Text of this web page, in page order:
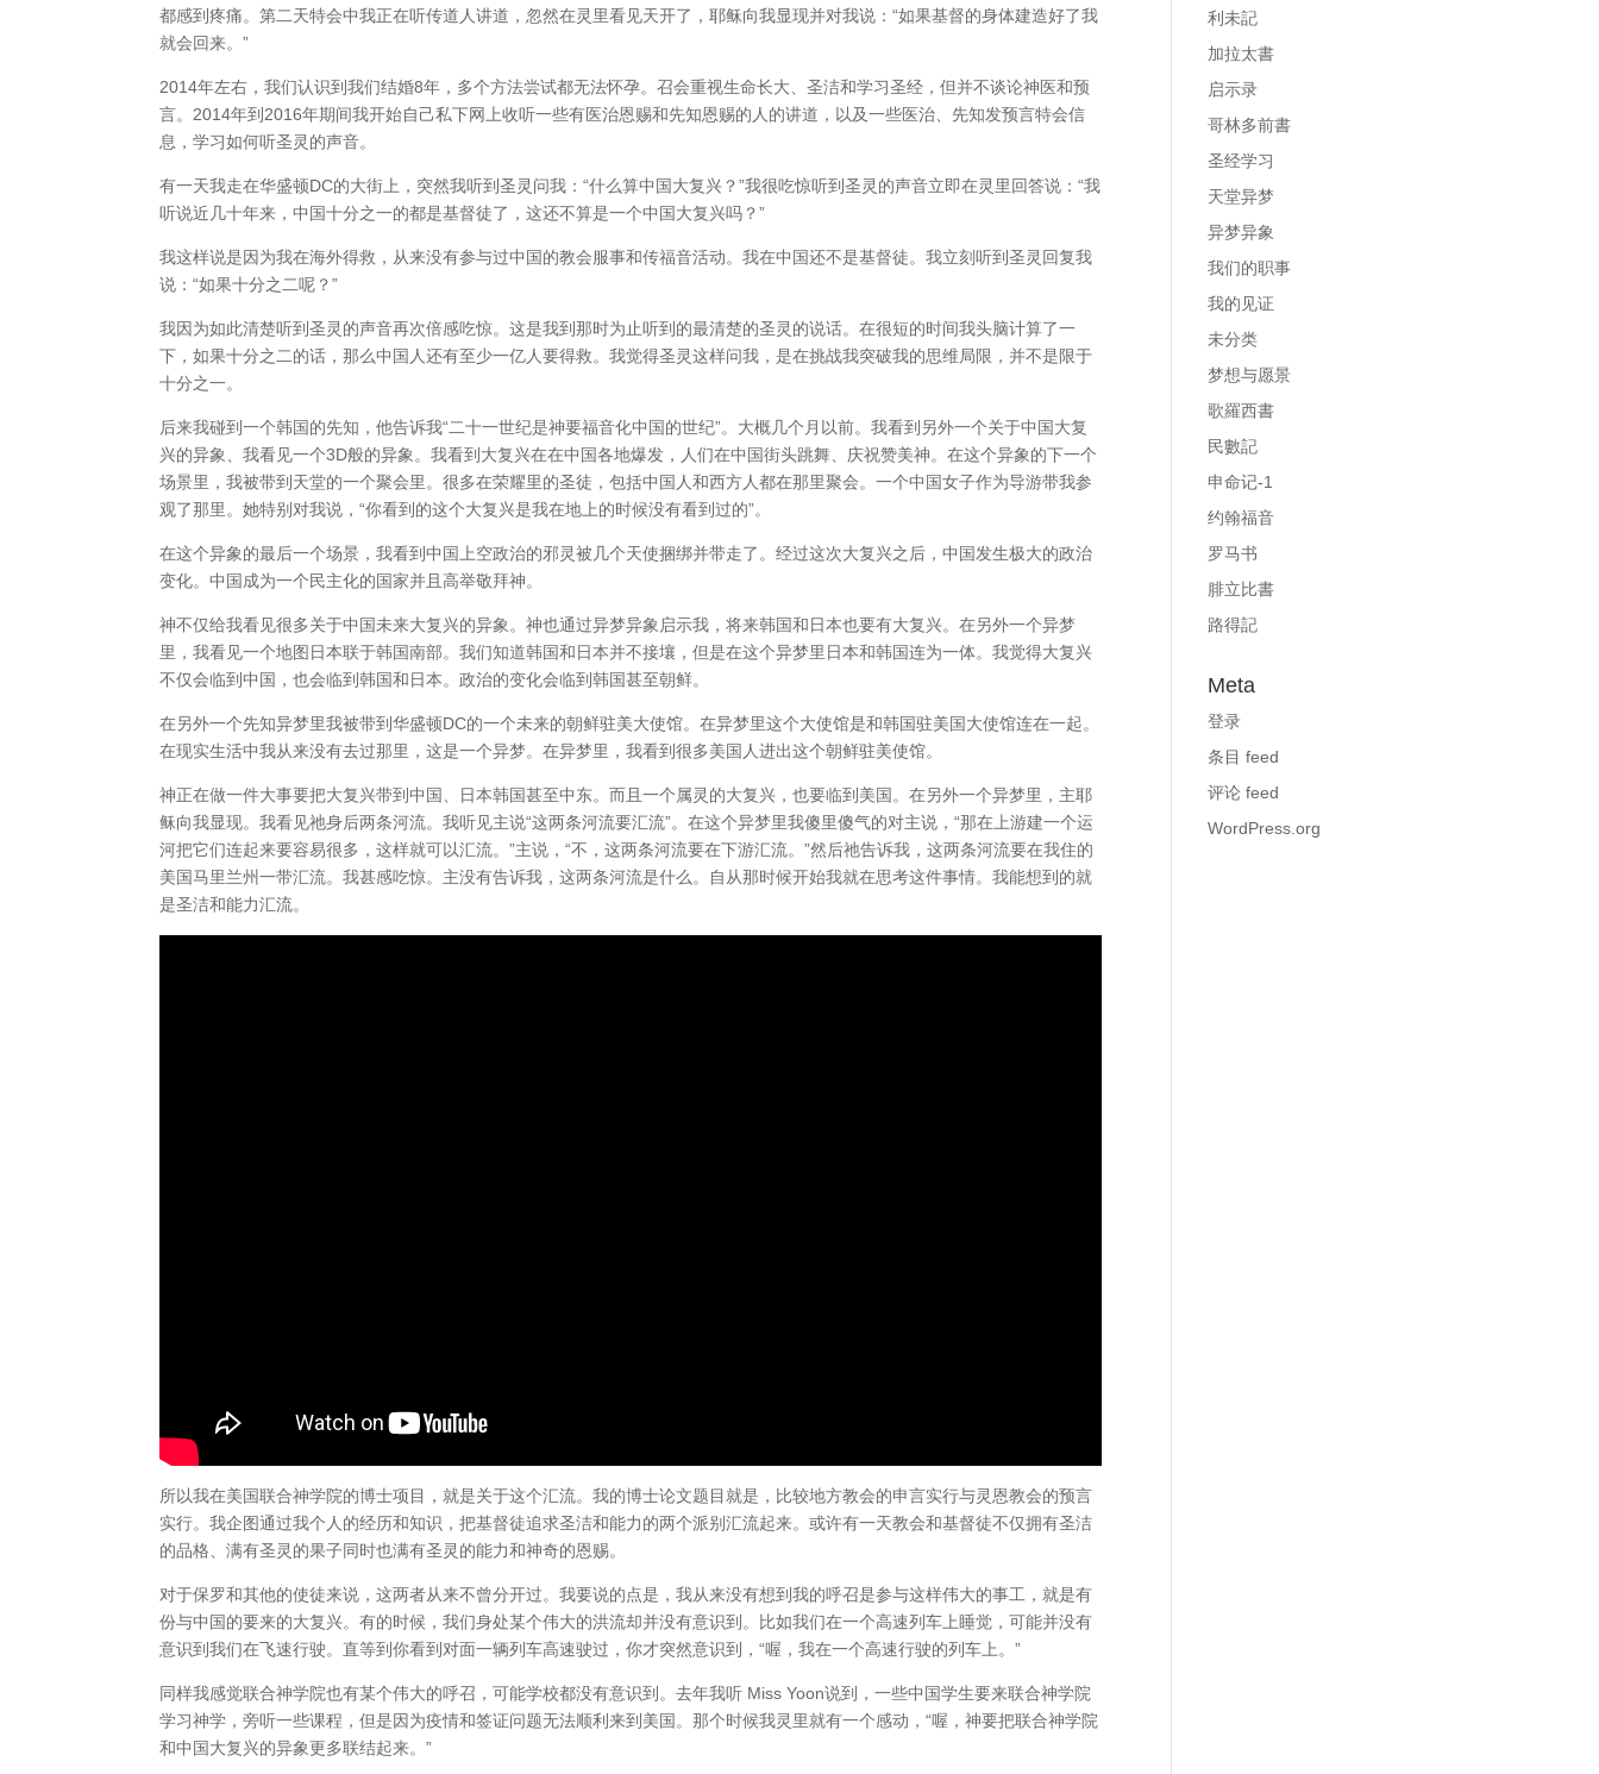
都感到疼痛。第二天特会中我正在听传道人讲道，忽然在灵里看见天开了，耶稣向我显现并对我说：“如果基督的身体建造好了我
就会回来。”
2014年左右，我们认识到我们结婚8年，多个方法尝试都无法怀孕。召会重视生命长大、圣洁和学习圣经，但并不谈论神医和预
言。2014年到2016年期间我开始自己私下网上收听一些有医治恩赐和先知恩赐的人的讲道，以及一些医治、先知发预言特会信
息，学习如何听圣灵的声音。
有一天我走在华盛顿DC的大街上，突然我听到圣灵问我：“什么算中国大复兴？”我很吃惊听到圣灵的声音立即在灵里回答说：“我
听说近几十年来，中国十分之一的都是基督徒了，这还不算是一个中国大复兴吗？”
我这样说是因为我在海外得救，从来没有参与过中国的教会服事和传福音活动。我在中国还不是基督徒。我立刻听到圣灵回复我
说：“如果十分之二呢？”
我因为如此清楚听到圣灵的声音再次倍感吃惊。这是我到那时为止听到的最清楚的圣灵的说话。在很短的时间我头脑计算了一
下，如果十分之二的话，那么中国人还有至少一亿人要得救。我觉得圣灵这样问我，是在挑战我突破我的思维局限，并不是限于
十分之一。
后来我碰到一个韩国的先知，他告诉我“二十一世纪是神要福音化中国的世纪”。大概几个月以前。我看到另外一个关于中国大复
兴的异象、我看见一个3D般的异象。我看到大复兴在在中国各地爆发，人们在中国街头跳舞、庆祝赞美神。在这个异象的下一个
场景里，我被带到天堂的一个聚会里。很多在荣耀里的圣徒，包括中国人和西方人都在那里聚会。一个中国女子作为导游带我参
观了那里。她特别对我说，“你看到的这个大复兴是我在地上的时候没有看到过的”。
在这个异象的最后一个场景，我看到中国上空政治的邪灵被几个天使捆绑并带走了。经过这次大复兴之后，中国发生极大的政治
变化。中国成为一个民主化的国家并且高举敬拜神。
神不仅给我看见很多关于中国未来大复兴的异象。神也通过异梦异象启示我，将来韩国和日本也要有大复兴。在另外一个异梦
里，我看见一个地图日本联于韩国南部。我们知道韩国和日本并不接壤，但是在这个异梦里日本和韩国连为一体。我觉得大复兴
不仅会临到中国，也会临到韩国和日本。政治的变化会临到韩国甚至朝鲜。
在另外一个先知异梦里我被带到华盛顿DC的一个未来的朝鲜驻美大使馆。在异梦里这个大使馆是和韩国驻美国大使馆连在一起。
在现实生活中我从来没有去过那里，这是一个异梦。在异梦里，我看到很多美国人进出这个朝鲜驻美使馆。
神正在做一件大事要把大复兴带到中国、日本韩国甚至中东。而且一个属灵的大复兴，也要临到美国。在另外一个异梦里，主耶
稣向我显现。我看见祂身后两条河流。我听见主说“这两条河流要汇流”。在这个异梦里我傻里傻气的对主说，“那在上游建一个运
河把它们连起来要容易很多，这样就可以汇流。”主说，“不，这两条河流要在下游汇流。”然后祂告诉我，这两条河流要在我住的
美国马里兰州一带汇流。我甚感吃惊。主没有告诉我，这两条河流是什么。自从那时候开始我就在思考这件事情。我能想到的就
是圣洁和能力汇流。
所以我在美国联合神学院的博士项目，就是关于这个汇流。我的博士论文题目就是，比较地方教会的申言实行与灵恩教会的预言
实行。我企图通过我个人的经历和知识，把基督徒追求圣洁和能力的两个派别汇流起来。或许有一天教会和基督徒不仅拥有圣洁
的品格、满有圣灵的果子同时也满有圣灵的能力和神奇的恩赐。
对于保罗和其他的使徒来说，这两者从来不曾分开过。我要说的点是，我从来没有想到我的呼召是参与这样伟大的事工，就是有
份与中国的要来的大复兴。有的时候，我们身处某个伟大的洪流却并没有意识到。比如我们在一个高速列车上睡觉，可能并没有
意识到我们在飞速行驶。直等到你看到对面一辆列车高速驶过，你才突然意识到，“喔，我在一个高速行驶的列车上。”
同样我感觉联合神学院也有某个伟大的呼召，可能学校都没有意识到。去年我听 Miss Yoon说到，一些中国学生要来联合神学院
学习神学，旁听一些课程，但是因为疫情和签证问题无法顺利来到美国。那个时候我灵里就有一个感动，“喔，神要把联合神学院
和中国大复兴的异象更多联结起来。”
利未記
加拉太書
启示录
哥林多前書
圣经学习
天堂异梦
异梦异象
我们的职事
我的见证
未分类
梦想与愿景
歌羅西書
民數記
申命记-1
约翰福音
罗马书
腓立比書
路得記
Meta
登录
条目 feed
评论 feed
WordPress.org